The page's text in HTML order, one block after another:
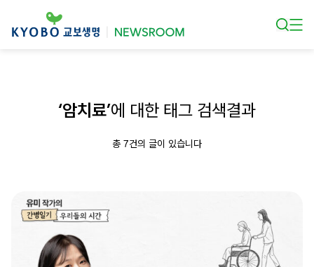
‘암치료’에 대한 태그 검색결과
총 7건의 글이 있습니다